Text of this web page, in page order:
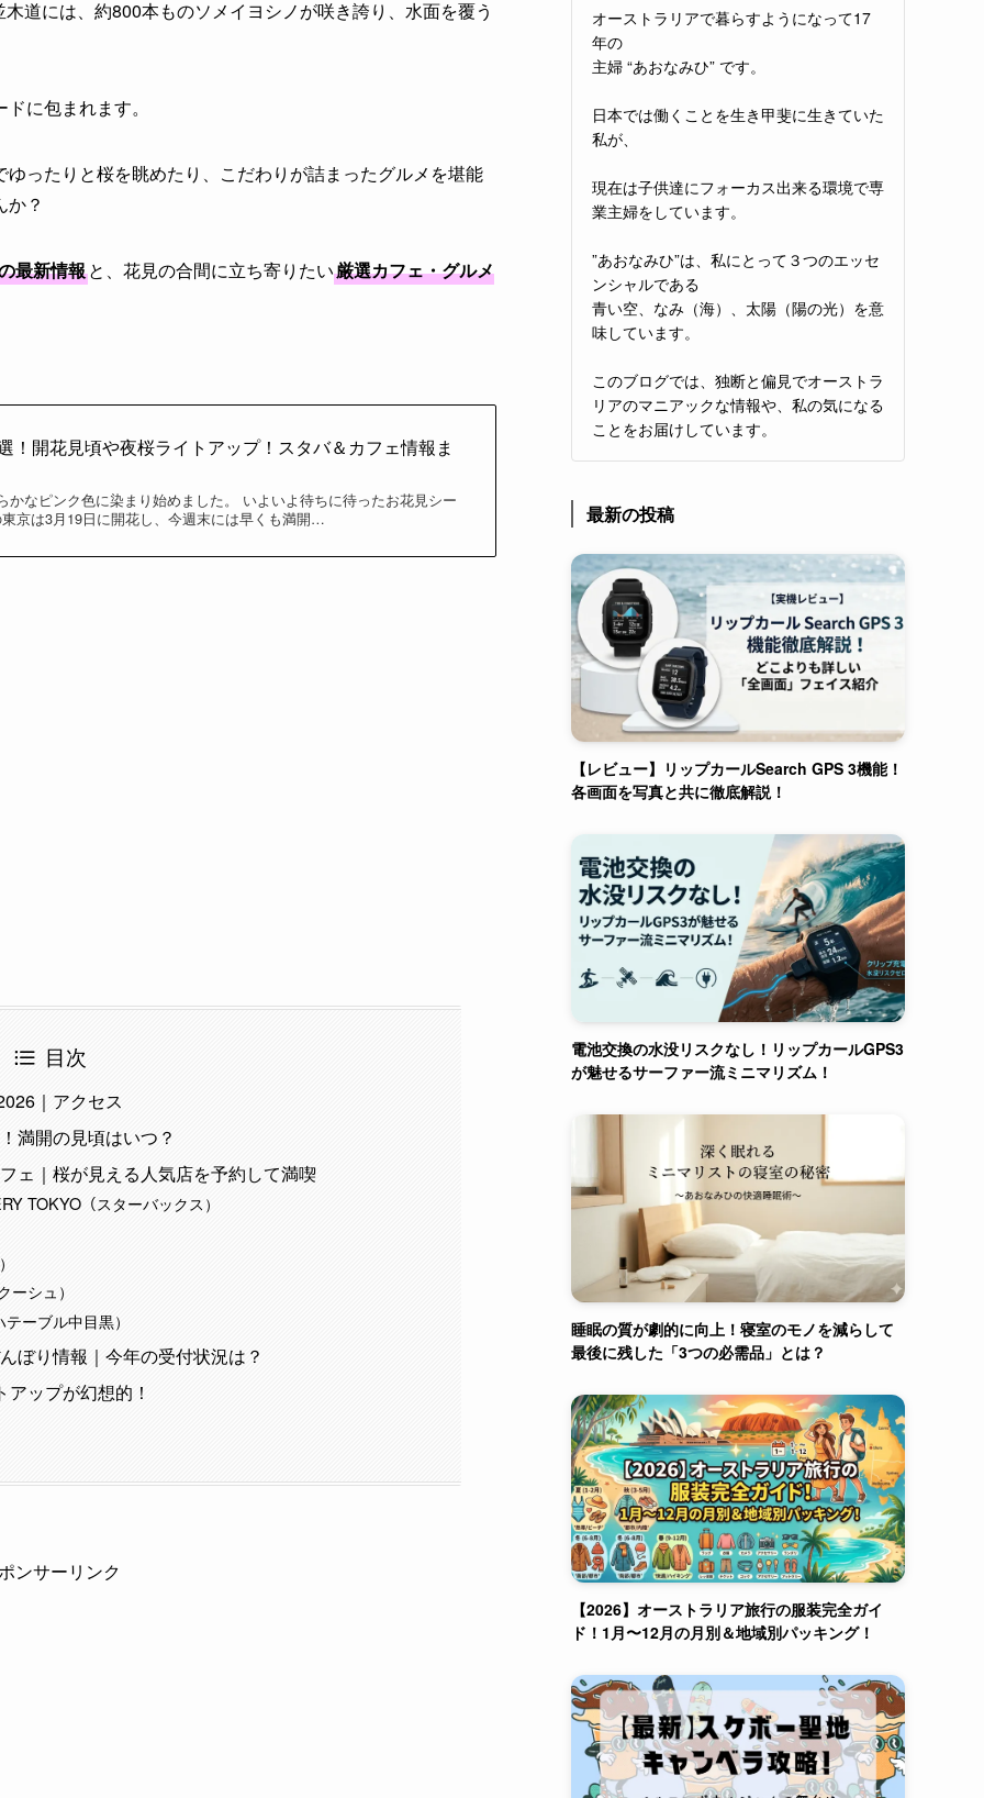
道には、約800本ものソメイヨシノが咲き誇り、水面を覆う
に包まれます。
ったりと桜を眺めたり、こだわりが詰まったグルメを堪能
？
最新情報と、花見の合間に立ち寄りたい厳選カフェ・グルメ
！開花見頃や夜桜ライトアップ！スタバ＆カフェ情報ま
かなピンク色に染まり始めました。 いよいよ待ちに待ったお花見シー
京は3月19日に開花し、今週末には早くも満開…
目次
｜アクセス
満開の見頃はいつ？
ェ｜桜が見える人気店を予約して満喫
TOKYO（スターバックス）
シュ）
ーブル中目黒）
ぼり情報｜今年の受付状況は？
ップが幻想的！
ンサーリンク
オーストラリアで暮らすようになって17
年の
主婦 “あおなみひ” です。
日本では働くことを生き甲斐に生きていた
私が、
現在は子供達にフォーカス出来る環境で専
業主婦をしています。
”あおなみひ”は、私にとって３つのエッセ
ンシャルである
青い空、なみ（海）、太陽（陽の光）を意
味しています。
このブログでは、独断と偏見でオーストラ
リアのマニアックな情報や、私の気になる
ことをお届けしています。
最新の投稿
【レビュー】リップカールSearch GPS 3機能！
各画面を写真と共に徹底解説！
電池交換の水没リスクなし！リップカールGPS3
が魅せるサーファー流ミニマリズム！
睡眠の質が劇的に向上！寝室のモノを減らして
最後に残した「3つの必需品」とは？
【2026】オーストラリア旅行の服装完全ガイ
ド！1月〜12月の月別＆地域別パッキング！